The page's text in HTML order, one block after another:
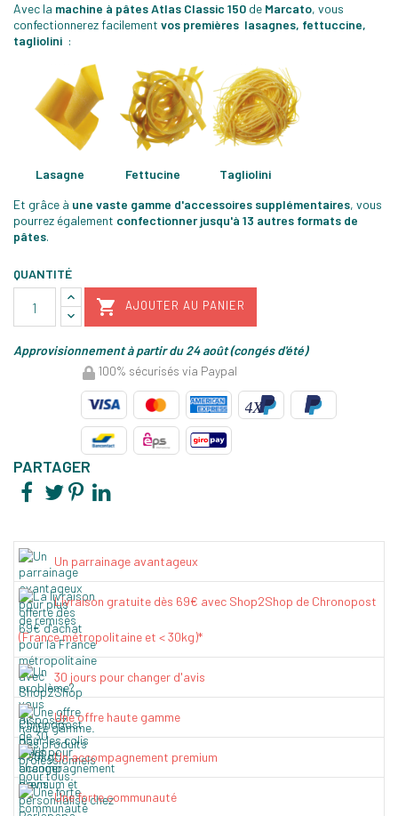
Avec la machine à pâtes Atlas Classic 150 de Marcato, vous
confectionnerez facilement vos premières lasagnes, fettuccine,
tagliolini :
Lasagne Fettucine
Tagliolini
Et grâce à une vaste gamme d'accessoires supplémentaires, vous
pourrez également confectionner jusqu'à 13 autres formats de
pâtes.
QUANTITÉ
 AJOUTER AU PANIER
Approvisionnement à partir du 24 août (congés d'été)
100% sécurisés via Paypal
PARTAGER
Un parrainage avantageux
Livraison gratuite dès 69€ avec Shop2Shop de Chronopost
(France métropolitaine et < 30kg)*
30 jours pour changer d'avis
Une offre haute gamme
Un accompagnement premium
Une forte communauté